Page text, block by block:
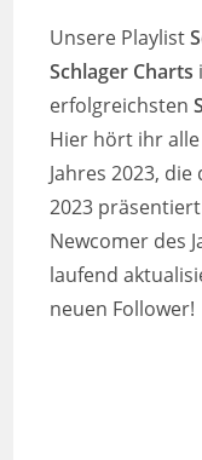
Unsere Playlist
Schlager Charts
erfolgreichsten
Hier hört ihr
Jahres 2023,
2023
Newcomer des
laufend
neuen Follower!